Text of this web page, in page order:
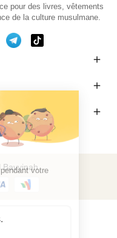
pour des livres, vêtements
de la culture musulmane.



Bayyinah